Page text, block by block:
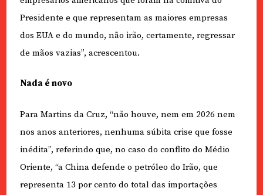
Presidente e que representam as maiores empresas
dos EUA e do mundo, não irão, certamente, regressar
de mãos vazias”, acrescentou.
Nada é novo
Para Martins da Cruz, “não houve, nem em 2026 nem
nos anos anteriores, nenhuma súbita crise que fosse
inédita”, referindo que, no caso do conflito do Médio
Oriente, “a China defende o petróleo do Irão, que
representa 13 por cento do total das importações